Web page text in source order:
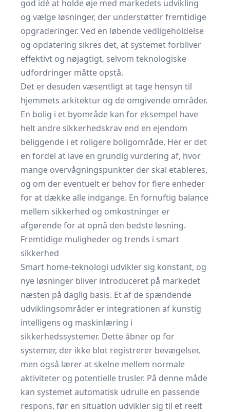
god idé at holde øje med markedets udvikling
og vælge løsninger, der understøtter fremtidige
opgraderinger. Ved en løbende vedligeholdelse
og opdatering sikres det, at systemet forbliver
effektivt og nøjagtigt, selvom teknologiske
udfordringer måtte opstå.
Det er desuden væsentligt at tage hensyn til
hjemmets arkitektur og de omgivende områder.
En bolig i et byområde kan for eksempel have
helt andre sikkerhedskrav end en ejendom
beliggende i et roligere boligområde. Her er det
en fordel at lave en grundig vurdering af, hvor
mange overvågningspunkter der skal etableres,
og om der eventuelt er behov for flere enheder
for at dække alle indgange. En fornuftig balance
mellem sikkerhed og omkostninger er
afgørende for at opnå den bedste løsning.
Fremtidige muligheder og trends i smart
sikkerhed
Smart home-teknologi udvikler sig konstant, og
nye løsninger bliver introduceret på markedet
næsten på daglig basis. Et af de spændende
udviklingsområder er integrationen af kunstig
intelligens og maskinlæring i
sikkerhedssystemer. Dette åbner op for
systemer, der ikke blot registrerer bevægelser,
men også lærer at skelne mellem normale
aktiviteter og potentielle trusler. På denne måde
kan systemet automatisk udrulle en passende
respons, før en situation udvikler sig til et reelt